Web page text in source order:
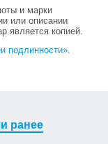
и марки
или описании
является копией.
подлинности».
ранее